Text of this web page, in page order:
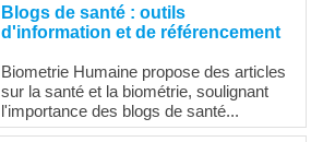
Blogs de santé : outils
d'information et de référencement
Biometrie Humaine propose des articles
sur la santé et la biométrie, soulignant
l'importance des blogs de santé...